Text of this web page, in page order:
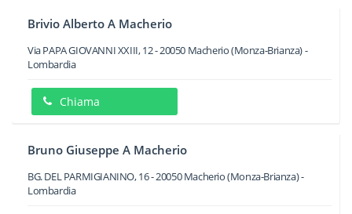
Brivio Alberto A Macherio
Via PAPA GIOVANNI XXIII, 12-20050 Macherio(Monza-Brianza) -
Lombardia
Chiama
Bruno Giuseppe A Macherio
BG. DEL PARMIGIANINO, 16-20050 Macherio(Monza-Brianza) -
Lombardia